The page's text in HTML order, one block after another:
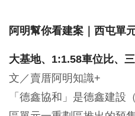
阿明幫你看建案｜西屯單
大基地、1:1.58車位比、
文／賣厝阿明知識+
「德鑫協和」是德鑫建設